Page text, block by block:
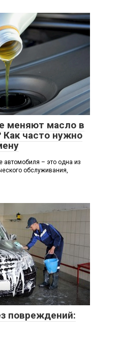
меняют масло в
Как часто нужно
автомобиля – это одна из
обслуживания,
повреждений: